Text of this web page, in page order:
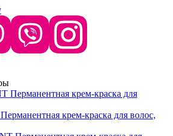
крем-краска для волос,